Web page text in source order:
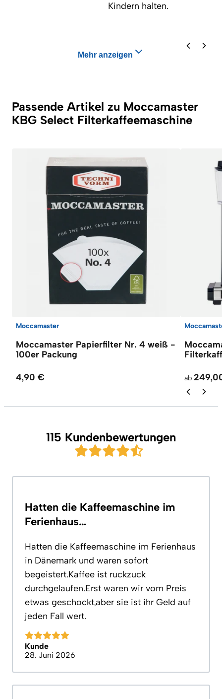
Kindern halten.
Mehr anzeigen
Passende Artikel zu Moccamaster
KBG Select Filterkaffeemaschine
Moccamaster
Moccamaster Papierfilter Nr. 4 weiß -
100er Packung
4,90 € ab
115 Kundenbewertungen
Hatten die Kaffeemaschine im
Ferienhaus…
Hatten die Kaffeemaschine im Ferienhaus
in Dänemark und waren sofort
begeistert.Kaffee ist ruckzuck
durchgelaufen.Erst waren wir vom Preis
etwas geschockt,aber sie ist ihr Geld auf
jeden Fall wert.
Kunde
28. Juni 2026